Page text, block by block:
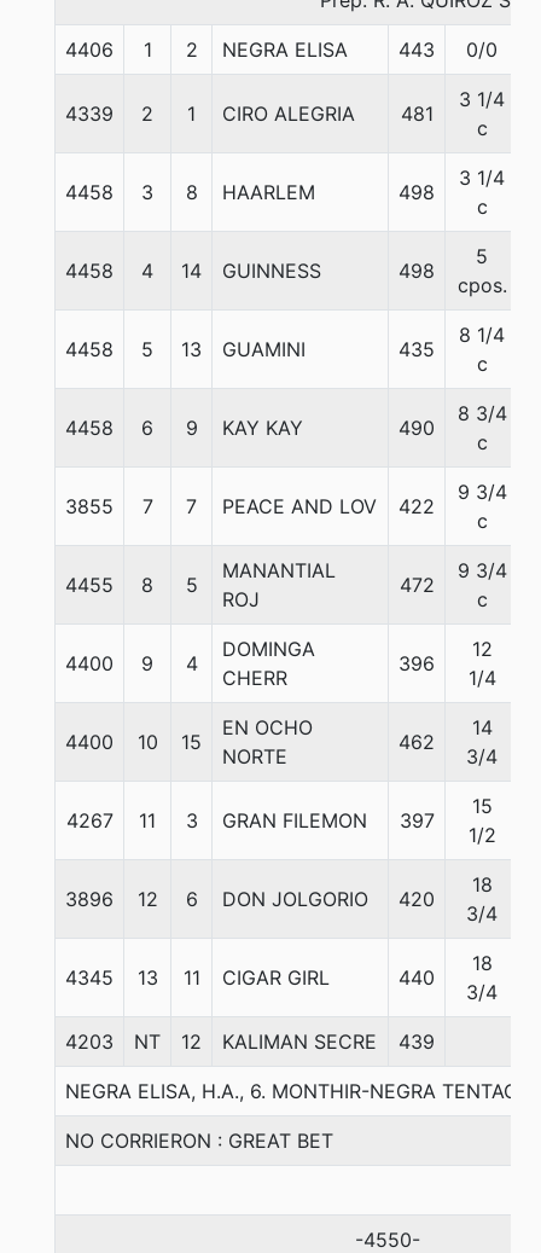
4406 1 2 NEGRA ELISA 443 0/0
4339 2 1 CIRO ALEGRIA 481
3 1/4
c
4458 3 8 HAARLEM 498
3 1/4
c
4458 4 14 GUINNESS 498
5
cpos.
4458 5 13 GUAMINI 435
8 1/4
c
4458 6 9 KAY KAY 490
8 3/4
c
3855 7 7 PEACE AND LOV 422
9 3/4
c
4455 8 5
MANANTIAL
ROJ
472
9 3/4
c
4400 9 4
DOMINGA
CHERR
396
12
1/4
4400 10 15
EN OCHO
NORTE
462
14
3/4
4267 11 3 GRAN FILEMON 397
15
1/2
3896 12 6 DON JOLGORIO 420
18
3/4
4345 13 11 CIGAR GIRL 440
18
3/4
4203 NT 12 KALIMAN SECRE 439
NEGRA ELISA, H.A., 6. MONTHIR-NEGRA
NO CORRIERON : GREAT BET
-4550-